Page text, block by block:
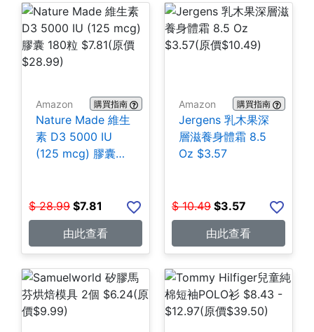
Amazon 購買指南
Nature Made 維生
素 D3 5000 IU
(125 mcg) 膠囊
$ 28.99 $7.81
由此查看
Amazon 購買指南
Jergens 乳木果深
層滋養身體霜 8.5
Oz $3.57
$ 10.49 $3.57
由此查看